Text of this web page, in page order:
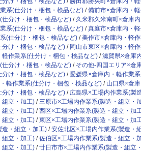
系(仕分け・梱包・検品など)
備前市×倉庫内・
分け・梱包・検品など)
久米郡久米南町×倉庫
系(仕分け・梱包・検品など)
真庭市×倉庫内・
(仕分け・梱包・検品など)
美作市×倉庫内・軽
け・梱包・検品など)
岡山市東区×倉庫内・軽
作業系(仕分け・梱包・検品など)
滋賀県×倉庫
分け・梱包・検品など)
その他-四国エリア×倉
け・梱包・検品など)
愛媛県×倉庫内・軽作業
軽作業系(仕分け・梱包・検品など)
山口県×倉
け・梱包・検品など)
広島県×工場内作業系(製
組立・加工)
三原市×工場内作業系(製造・組立・
組立・加工)
西区×工場内作業系(製造・組立・加
組立・加工)
東区×工場内作業系(製造・組立・加
・組立・加工)
安佐北区×工場内作業系(製造・
組立・加工)
佐伯区×工場内作業系(製造・組立・
組立・加工)
廿日市市×工場内作業系(製造・組立